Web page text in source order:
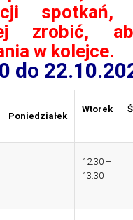
zrobić,
w kolejce.
do
Poniedziałek
Wtorek
12:30 –
13:30